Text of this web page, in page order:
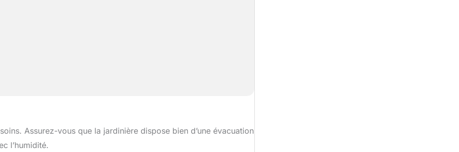
Assurez-vous que la jardinière dispose bien d’une évacuation
l’humidité.